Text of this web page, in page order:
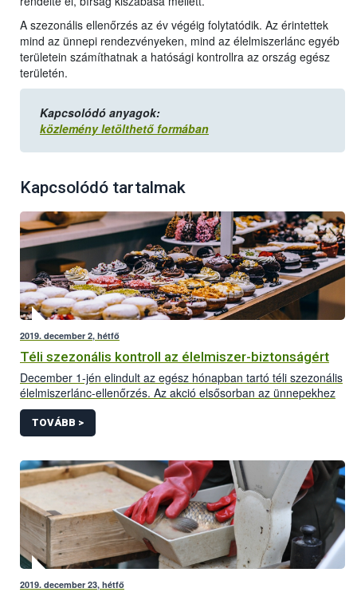
A szezonális ellenőrzés az év végéig folytatódik. Az érintettek
mind az ünnepi rendezvényeken, mind az élelmiszerlánc egyéb
területein számíthatnak a hatósági kontrollra az ország egész
területén.
Kapcsolódó anyagok:
közlemény letölthető formában
Kapcsolódó tartalmak
2019. december 2, hétfő
Téli szezonális kontroll az élelmiszer-biztonságért
December 1-jén elindult az egész hónapban tartó téli szezonális
élelmiszerlánc-ellenőrzés. Az akció elsősorban az ünnepekhez
kötődő termékekre, valamint az ünnepi időszakban kiemelt
forgalmat bonyolító vállalkozásokra összpontosít.
TOVÁBB >
2019. december 23, hétfő